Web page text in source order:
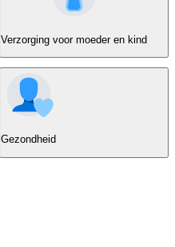
Verzorging voor moeder en kind
Gezondheid